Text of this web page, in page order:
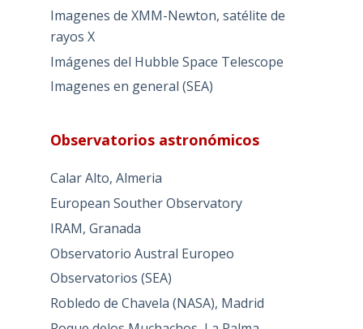
Imagenes de XMM-Newton, satélite de
rayos X
Imágenes del Hubble Space Telescope
Imagenes en general (SEA)
Observatorios astronómicos
Calar Alto, Almeria
European Souther Observatory
IRAM, Granada
Observatorio Austral Europeo
Observatorios (SEA)
Robledo de Chavela (NASA), Madrid